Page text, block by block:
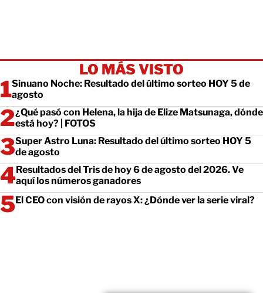
LO MÁS VISTO
Sinuano Noche: Resultado del último sorteo HOY 5 de
agosto
¿Qué pasó con Helena, la hija de Elize Matsunaga, dónde
está hoy? | FOTOS
Super Astro Luna: Resultado del último sorteo HOY 5
de agosto
Resultados del Tris de hoy 6 de agosto del 2026. Ve
aquí los números ganadores
El CEO con visión de rayos X: ¿Dónde ver la serie viral?